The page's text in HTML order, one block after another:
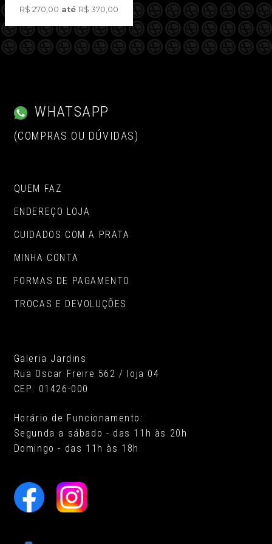
R$ 270,00 até R$ 370,00
WHATSAPP
(COMPRAS OU DÚVIDAS)
QUEM FAZ
ENDEREÇO LOJA
CUIDADOS COM A PRATA
MINHA CONTA
FORMAS DE PAGAMENTO
TROCAS E DEVOLUÇÕES
Galeria Jardins
Rua Oscar Freire 562 / loja 04
CEP: 01426-000
Horário de Funcionamento:
Segunda a sábado - das 11h às 20h
Domingo - das 11h às 18h